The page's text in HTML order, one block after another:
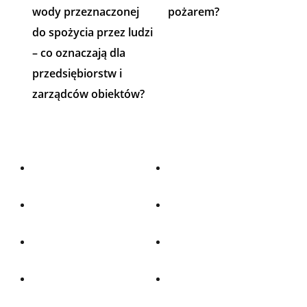
wody przeznaczonej
do spożycia przez ludzi
– co oznaczają dla
przedsiębiorstw i
zarządców obiektów?
pożarem?